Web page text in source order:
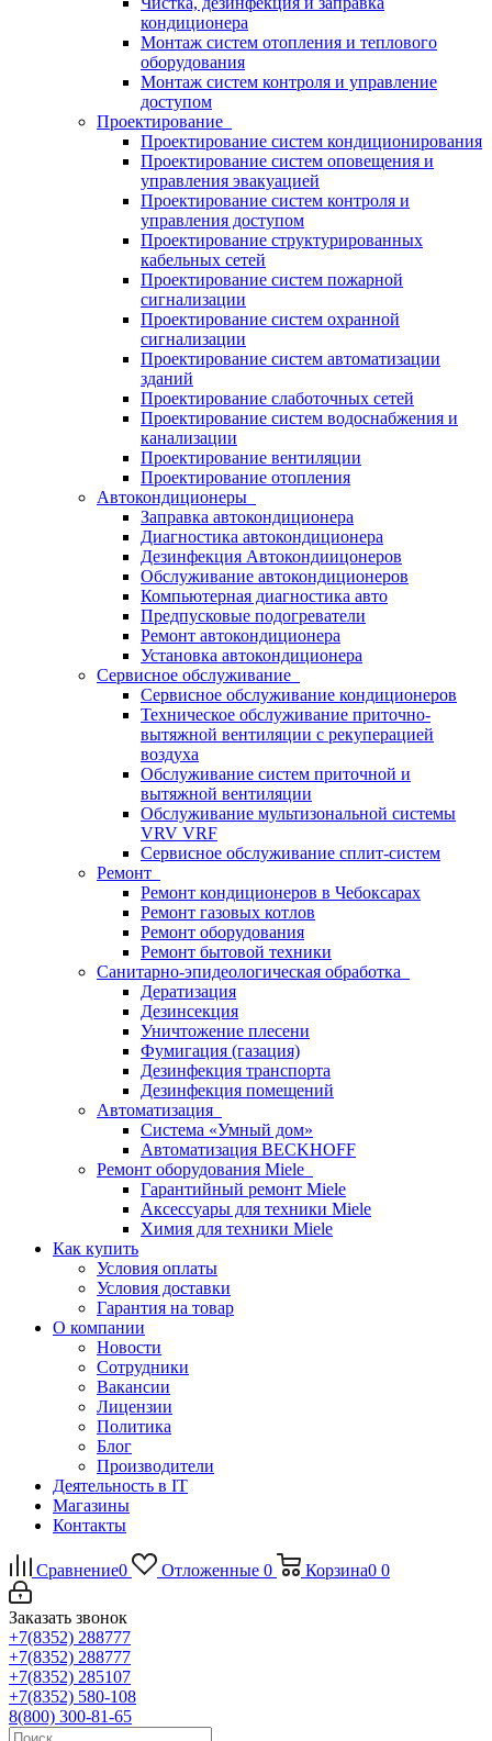
кондиционера
Монтаж систем отопления и теплового
оборудования
Монтаж систем контроля и управление
доступом
Проектирование
Проектирование систем кондиционирования
Проектирование систем оповещения и
управления эвакуацией
Проектирование систем контроля и
управления доступом
Проектирование структурированных
кабельных сетей
Проектирование систем пожарной
сигнализации
Проектирование систем охранной
сигнализации
Проектирование систем автоматизации
зданий
Проектирование слаботочных сетей
Проектирование систем водоснабжения и
канализации
Проектирование вентиляции
Проектирование отопления
Автокондиционеры
Заправка автокондиционера
Диагностика автокондиционера
Дезинфекция Автокондиицонеров
Обслуживание автокондиционеров
Компьютерная диагностика авто
Предпусковые подогреватели
Ремонт автокондиционера
Установка автокондиционера
Сервисное обслуживание
Сервисное обслуживание кондиционеров
Техническое обслуживание приточно-
вытяжной вентиляции с рекуперацией
воздуха
Обслуживание систем приточной и
вытяжной вентиляции
Обслуживание мультизональной системы
VRV VRF
Сервисное обслуживание сплит-систем
Ремонт
Ремонт кондиционеров в Чебоксарах
Ремонт газовых котлов
Ремонт оборудования
Ремонт бытовой техники
Санитарно-эпидеологическая обработка
Дератизация
Дезинсекция
Уничтожение плесени
Фумигация (газация)
Дезинфекция транспорта
Дезинфекция помещений
Автоматизация
Система «Умный дом»
Автоматизация BECKHOFF
Ремонт оборудования Miele
Гарантийный ремонт Miele
Аксессуары для техники Miele
Химия для техники Miele
Как купить
Условия оплаты
Условия доставки
Гарантия на товар
О компании
Новости
Сотрудники
Вакансии
Лицензии
Политика
Блог
Производители
Деятельность в IT
Магазины
Контакты
Сравнение0 Отложенные 0 Корзина0 0
Заказать звонок
+7(8352) 288777
+7(8352) 288777
+7(8352) 285107
+7(8352) 580-108
8(800) 300-81-65